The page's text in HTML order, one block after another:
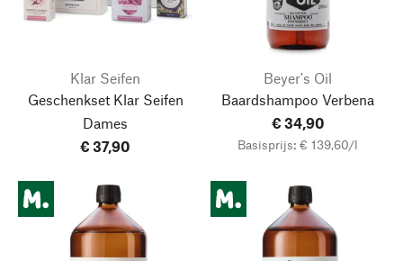
Klar Seifen
Geschenkset Klar Seifen
Dames
€ 37,90
Beyer's Oil
Baardshampoo Verbena
€ 34,90
Basisprijs: € 139,60/l